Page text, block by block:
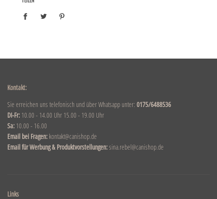
Kontakt:
Sie erreichen uns telefonisch und über Whatsapp unter: 0175/6488536
DI-Fr: 10.00 - 14.00 Uhr 15.00 - 19.00 Uhr
Sa: 10.00 - 16.00
Email bei Fragen: kontakt@canishop.de
Email für Werbung & Produktvorstellungen:sina.rebel@canishop.de
Links